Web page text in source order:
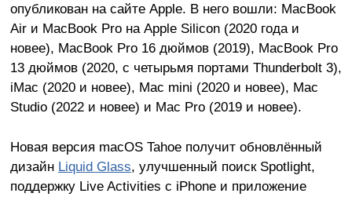
опубликован на сайте Apple. В него вошли: MacBook
Air и MacBook Pro на Apple Silicon (2020 года и
новее), MacBook Pro 16 дюймов (2019), MacBook Pro
13 дюймов (2020, с четырьмя портами Thunderbolt 3),
iMac (2020 и новее), Mac mini (2020 и новее), Mac
Studio (2022 и новее) и Mac Pro (2019 и новее).
Новая версия macOS Tahoe получит обновлённый
дизайн Liquid Glass, улучшенный поиск Spotlight,
поддержку Live Activities с iPhone и приложение